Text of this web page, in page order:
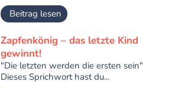
Beitrag lesen
Zapfenkönig – das letzte Kind
gewinnt!
"Die letzten werden die ersten sein"
Dieses Sprichwort hast du...